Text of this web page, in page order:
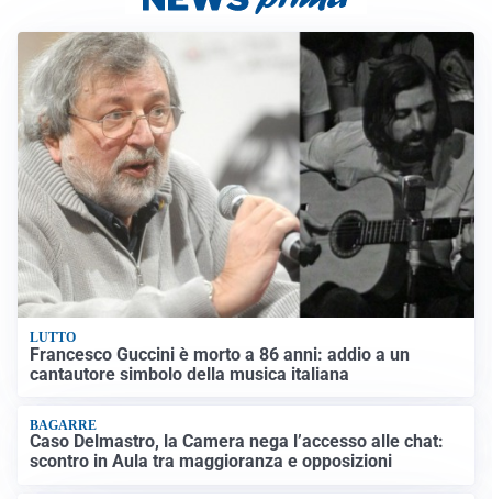
LUTTO
Francesco Guccini è morto a 86 anni: addio a un
cantautore simbolo della musica italiana
BAGARRE
Caso Delmastro, la Camera nega l’accesso alle chat:
scontro in Aula tra maggioranza e opposizioni